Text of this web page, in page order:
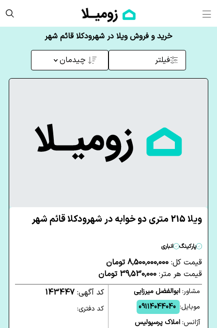
خرید و فروش ویلا در شهرودکلا قائم شهر
فیلتر چیدمان
ویلا 215 متری دو خوابه در شهرودکلا قائم شهر
پارکینگ انباری
قیمت کل: 8,500,000,000 تومان
قیمت هر متر: 39,530,000 تومان
مشاور:ابوالفضل میرزایی
موبایل: 09114044040
آژانس:املاک پرسپولیس
کد آگهی: 143447
کد دفتری: